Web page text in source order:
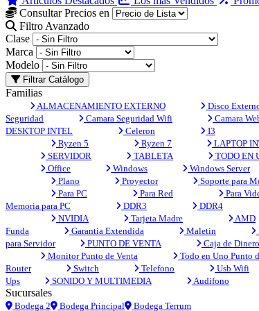
Consultar Precios en
Filtro Avanzado
Clase
Marca
Modelo
Filtrar Catálogo
Familias
ALMACENAMIENTO EXTERNO Disco
Seguridad
Camara Seguridad Wifi Camara
DESKTOP INTEL
Celeron I3
Ryzen 5
Ryzen 7 LAPTOP
SERVIDOR
TABLETA TODO EN
Office
Windows Windows Server
Plano
Proyector Soporte para
Para PC
Para Red Para
Memoria para PC
DDR3 DDR4
NVIDIA
Tarjeta Madre AMD
Funda
Garantia Extendida Maletin
para Servidor
PUNTO DE VENTA Caja de Dinero
Monitor Punto de Venta
Todo en Uno Punto
Router
Switch Telefono Usb Wifi
Ups
SONIDO Y MULTIMEDIA Audifono
Sucursales
Bodega 2 Bodega Principal Bodega Terrum